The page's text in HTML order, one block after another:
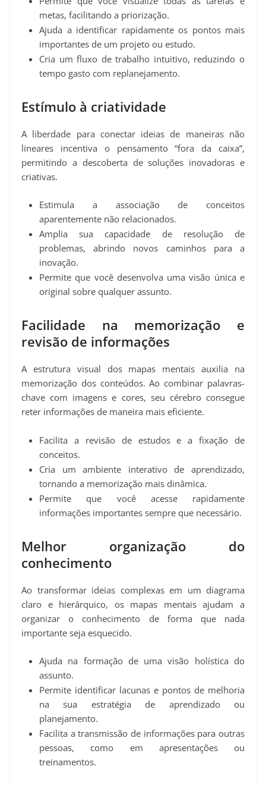
metas, facilitando a priorização.
Ajuda a identificar rapidamente os pontos mais
importantes de um projeto ou estudo.
Cria um fluxo de trabalho intuitivo, reduzindo o
tempo gasto com replanejamento.
Estímulo à criatividade
A liberdade para conectar ideias de maneiras não
lineares incentiva o pensamento “fora da caixa”,
permitindo a descoberta de soluções inovadoras e
criativas.
Estimula a associação de conceitos
aparentemente não relacionados.
Amplia sua capacidade de resolução de
problemas, abrindo novos caminhos para a
inovação.
Permite que você desenvolva uma visão única e
original sobre qualquer assunto.
Facilidade na memorização e
revisão de informações
A estrutura visual dos mapas mentais auxilia na
memorização dos conteúdos. Ao combinar palavras-
chave com imagens e cores, seu cérebro consegue
reter informações de maneira mais eficiente.
Facilita a revisão de estudos e a fixação de
conceitos.
Cria um ambiente interativo de aprendizado,
tornando a memorização mais dinâmica.
Permite que você acesse rapidamente
informações importantes sempre que necessário.
Melhor organização do
conhecimento
Ao transformar ideias complexas em um diagrama
claro e hierárquico, os mapas mentais ajudam a
organizar o conhecimento de forma que nada
importante seja esquecido.
Ajuda na formação de uma visão holística do
assunto.
Permite identificar lacunas e pontos de melhoria
na sua estratégia de aprendizado ou
planejamento.
Facilita a transmissão de informações para outras
pessoas, como em apresentações ou
treinamentos.